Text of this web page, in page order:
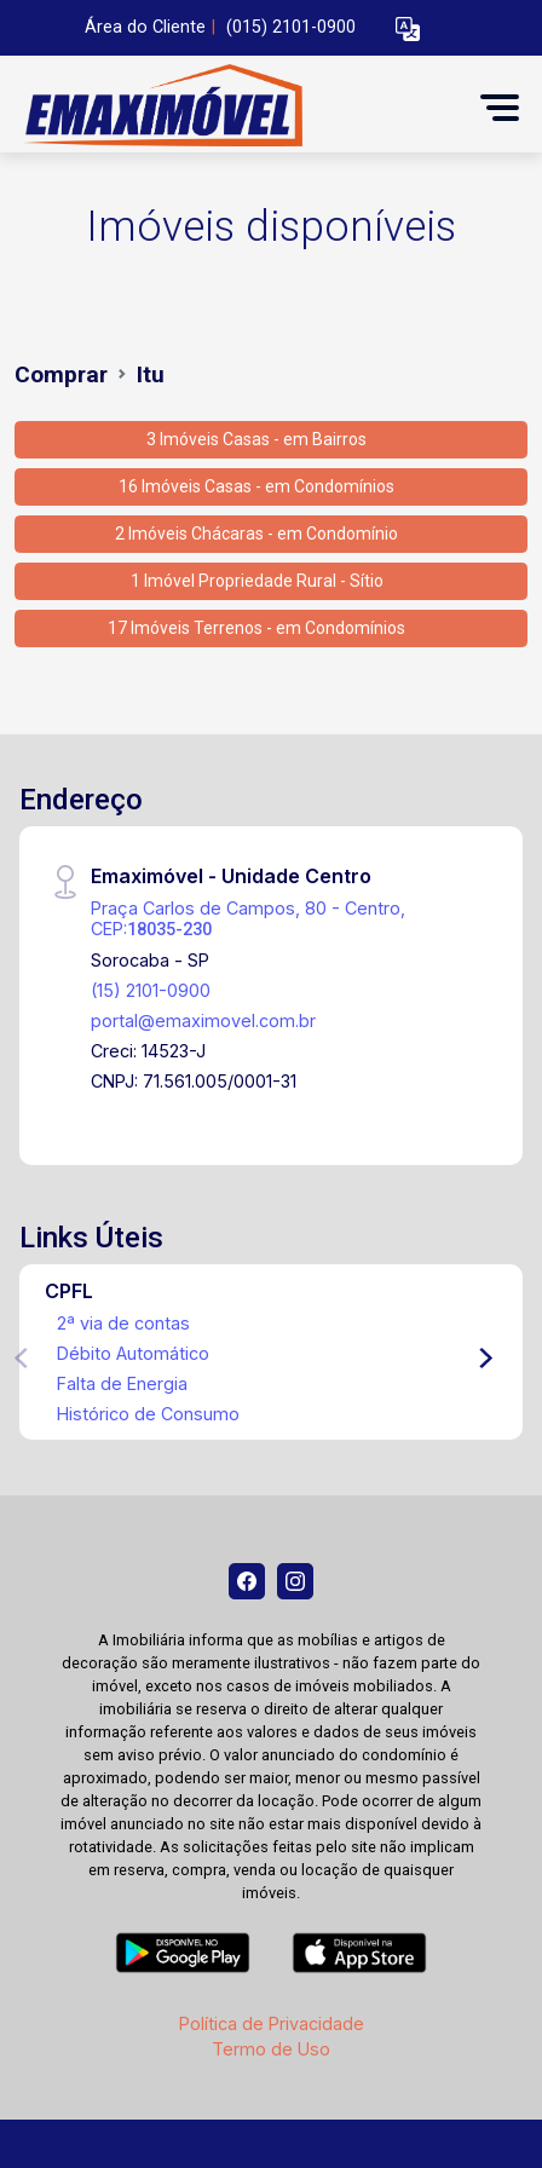
Área do Cliente (015) 2101-0900
Imóveis disponíveis
Comprar Itu
3 Imóveis Casas - em Bairros
16 Imóveis Casas - em Condomínios
2 Imóveis Chácaras - em Condomínio
1 Imóvel Propriedade Rural - Sítio
17 Imóveis Terrenos - em Condomínios
Endereço
Emaximóvel - Unidade Centro
Praça Carlos de Campos, 80 - Centro,
CEP:18035-230
Sorocaba - SP
(15) 2101-0900
portal@emaximovel.com.br
Creci: 14523-J
CNPJ: 71.561.005/0001-31
Links Úteis
CPFL
2ª via de contas
Débito Automático
Falta de Energia
Histórico de Consumo
A Imobiliária informa que as mobílias e artigos de
decoração são meramente ilustrativos - não fazem parte do
imóvel, exceto nos casos de imóveis mobiliados. A
imobiliária se reserva o direito de alterar qualquer
informação referente aos valores e dados de seus imóveis
sem aviso prévio. O valor anunciado do condomínio é
aproximado, podendo ser maior, menor ou mesmo passível
de alteração no decorrer da locação. Pode ocorrer de algum
imóvel anunciado no site não estar mais disponível devido à
rotatividade. As solicitações feitas pelo site não implicam
em reserva, compra, venda ou locação de quaisquer
imóveis.
Política de Privacidade
Termo de Uso